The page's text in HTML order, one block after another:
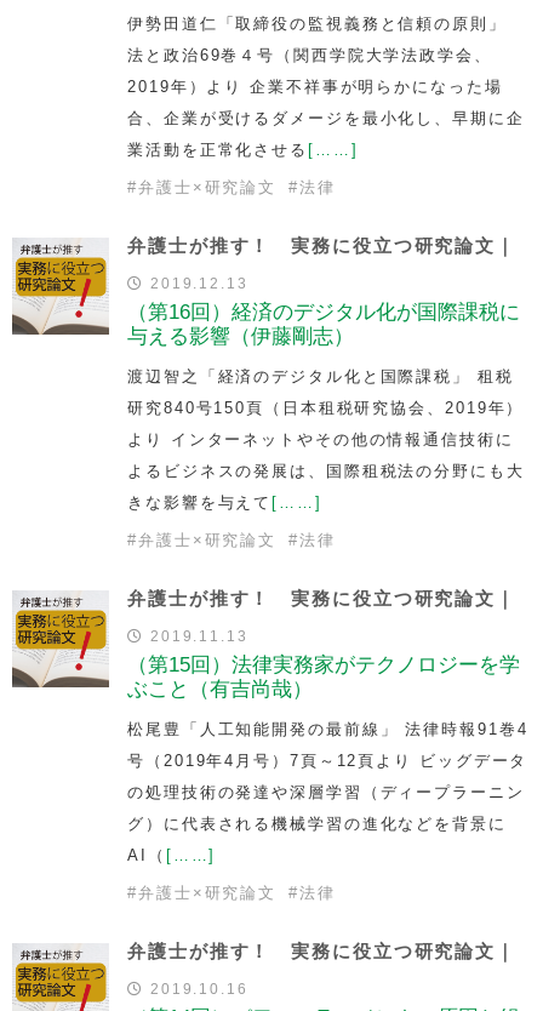
伊勢田道仁「取締役の監視義務と信頼の原則」
法と政治69巻４号（関西学院大学法政学会、
2019年）より 企業不祥事が明らかになった場
合、企業が受けるダメージを最小化し、早期に企
業活動を正常化させる [……]
#弁護士×研究論文 #法律
弁護士が推す！ 実務に役立つ研究論文｜
2019.12.13
（第16回）経済のデジタル化が国際課税に
与える影響（伊藤剛志）
渡辺智之「経済のデジタル化と国際課税」 租税
研究840号150頁（日本租税研究協会、2019年）
より インターネットやその他の情報通信技術に
よるビジネスの発展は、国際租税法の分野にも大
きな影響を与えて [……]
#弁護士×研究論文 #法律
弁護士が推す！ 実務に役立つ研究論文｜
2019.11.13
（第15回）法律実務家がテクノロジーを学
ぶこと（有吉尚哉）
松尾豊「人工知能開発の最前線」 法律時報91巻4
号（2019年4月号）7頁～12頁より ビッグデータ
の処理技術の発達や深層学習（ディープラーニン
グ）に代表される機械学習の進化などを背景に
AI（ [……]
#弁護士×研究論文 #法律
弁護士が推す！ 実務に役立つ研究論文｜
2019.10.16